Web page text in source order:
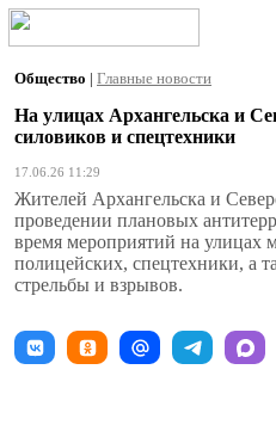
Общество | Главные новости
На улицах Архангельска и
силовиков и спецтехники
17.06.26 11:29
Жителей Архангельска и
проведении плановых
время мероприятий на улицах
полицейских, спецтехники, а
стрельбы и взрывов.